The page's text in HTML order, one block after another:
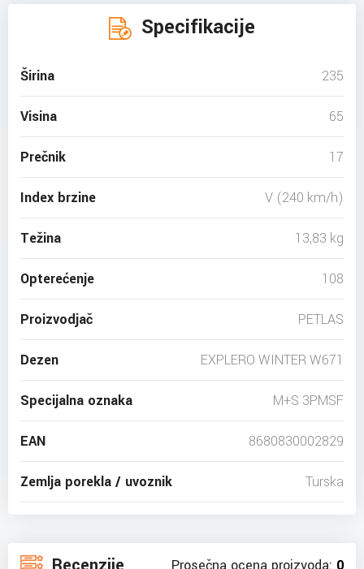
Specifikacije
Širina 235
Visina 65
Prečnik 17
Index brzine V (240 km/h)
Težina 13,83 kg
Opterećenje 108
Proizvodjač PETLAS
Dezen EXPLERO WINTER W671
Specijalna oznaka M+S 3PMSF
EAN 8680830002829
Zemlja porekla / uvoznik Turska
Prosečna ocena proizvoda: 0